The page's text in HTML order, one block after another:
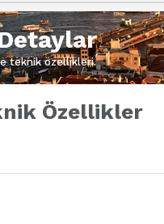
teknik özellikleri.
Özellikler